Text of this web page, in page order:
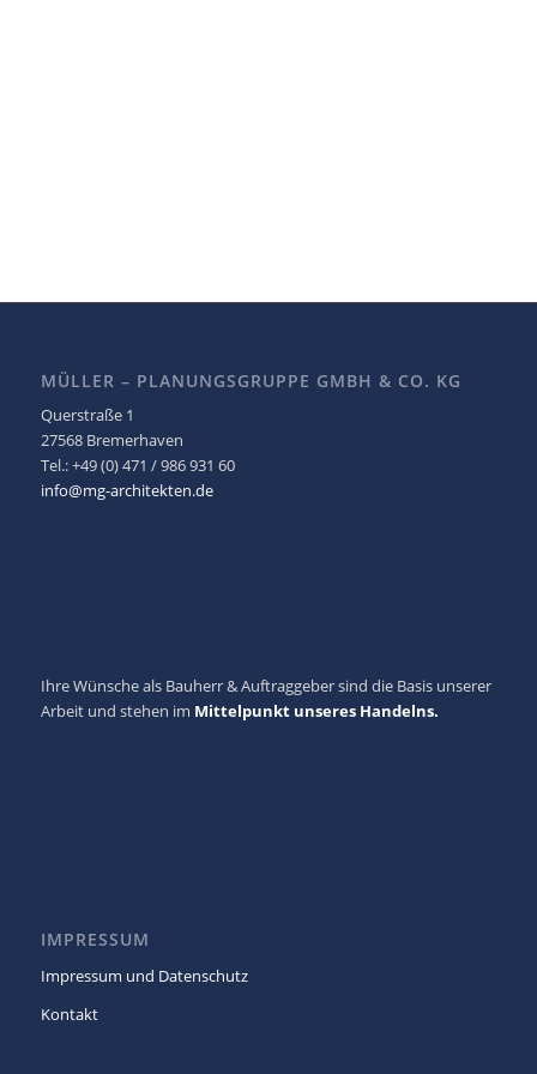
MÜLLER – PLANUNGSGRUPPE GMBH & CO. KG
Querstraße 1
27568 Bremerhaven
Tel.: +49 (0) 471 / 986 931 60
info@mg-architekten.de
Ihre Wünsche als Bauherr & Auftraggeber sind die Basis unserer
Arbeit und stehen im Mittelpunkt unseres Handelns.
IMPRESSUM
Impressum und Datenschutz
Kontakt